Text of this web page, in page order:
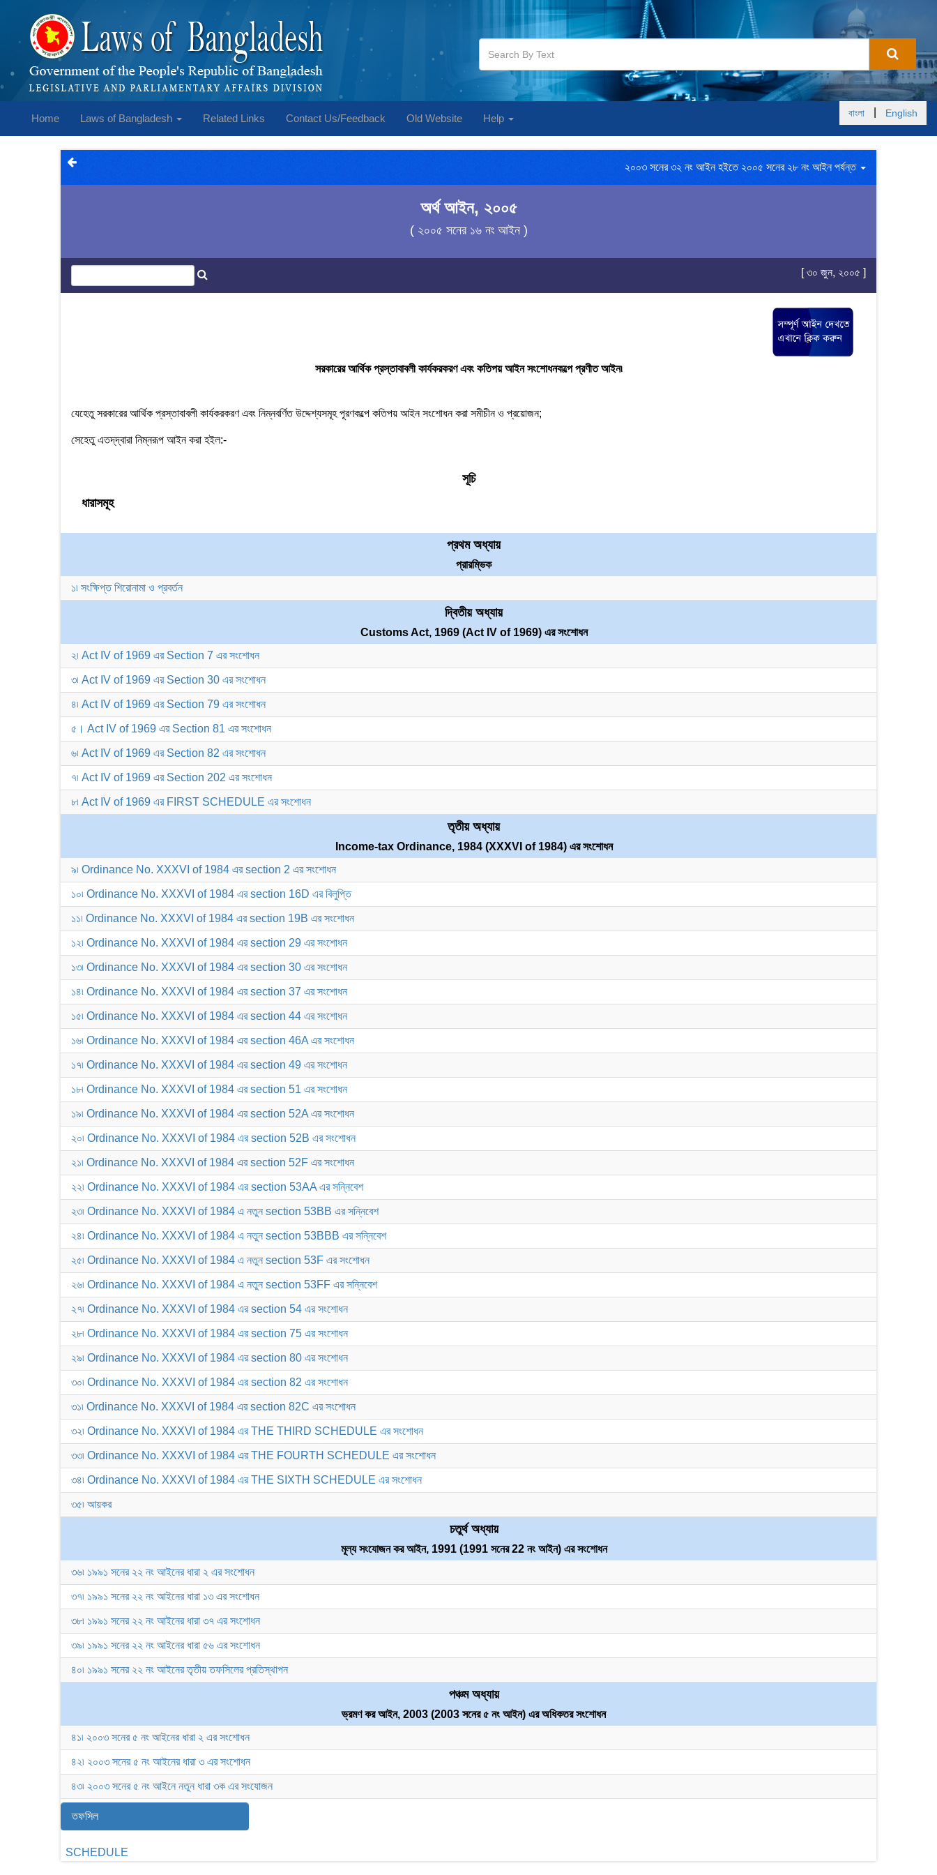
Home Laws of Bangladesh Related Links Contact Us/Feedback Old Website Help বাংলা English
২০০৩ সনের ৩২ নং আইন হইতে ২০০৫ সনের ২৮ নং আইন পর্যন্ত
অর্থ আইন, ২০০৫
( ২০০৫ সনের ১৬ নং আইন )
[ ৩০ জুন, ২০০৫ ]
সরকারের আর্থিক প্রস্তাবাবলী কার্যকরকরণ এবং কতিপয় আইন সংশোধনকল্পে প্রণীত আইন৷
যেহেতু সরকারের আর্থিক প্রস্তাবাবলী কার্যকরকরণ এবং নিম্নবর্ণিত উদ্দেশ্যসমূহ পূরণকল্পে কতিপয় আইন সংশোধন করা সমীচীন ও প্রয়োজন;
সেহেতু এতদ্‌দ্বারা নিম্নরূপ আইন করা হইল:-
সূচি
ধারাসমূহ
প্রথম অধ্যায়
প্রারম্ভিক
১৷ সংক্ষিপ্ত শিরোনামা ও প্রবর্তন
দ্বিতীয় অধ্যায়
Customs Act, 1969 (Act IV of 1969) এর সংশোধন
২৷ Act IV of 1969 এর Section 7 এর সংশোধন
৩৷ Act IV of 1969 এর Section 30 এর সংশোধন
৪৷ Act IV of 1969 এর Section 79 এর সংশোধন
৫। Act IV of 1969 এর Section 81 এর সংশোধন
৬৷ Act IV of 1969 এর Section 82 এর সংশোধন
৭৷ Act IV of 1969 এর Section 202 এর সংশোধন
৮৷ Act IV of 1969 এর FIRST SCHEDULE এর সংশোধন
তৃতীয় অধ্যায়
Income-tax Ordinance, 1984 (XXXVI of 1984) এর সংশোধন
৯৷ Ordinance No. XXXVI of 1984 এর section 2 এর সংশোধন
১০৷ Ordinance No. XXXVI of 1984 এর section 16D এর বিলুপ্তি
১১৷ Ordinance No. XXXVI of 1984 এর section 19B এর সংশোধন
১২৷ Ordinance No. XXXVI of 1984 এর section 29 এর সংশোধন
১৩৷ Ordinance No. XXXVI of 1984 এর section 30 এর সংশোধন
১৪৷ Ordinance No. XXXVI of 1984 এর section 37 এর সংশোধন
১৫৷ Ordinance No. XXXVI of 1984 এর section 44 এর সংশোধন
১৬৷ Ordinance No. XXXVI of 1984 এর section 46A এর সংশোধন
১৭৷ Ordinance No. XXXVI of 1984 এর section 49 এর সংশোধন
১৮৷ Ordinance No. XXXVI of 1984 এর section 51 এর সংশোধন
১৯৷ Ordinance No. XXXVI of 1984 এর section 52A এর সংশোধন
২০৷ Ordinance No. XXXVI of 1984 এর section 52B এর সংশোধন
২১৷ Ordinance No. XXXVI of 1984 এর section 52F এর সংশোধন
২২৷ Ordinance No. XXXVI of 1984 এর section 53AA এর সন্নিবেশ
২৩৷ Ordinance No. XXXVI of 1984 এ নতুন section 53BB এর সন্নিবেশ
২৪৷ Ordinance No. XXXVI of 1984 এ নতুন section 53BBB এর সন্নিবেশ
২৫৷ Ordinance No. XXXVI of 1984 এ নতুন section 53F এর সংশোধন
২৬৷ Ordinance No. XXXVI of 1984 এ নতুন section 53FF এর সন্নিবেশ
২৭৷ Ordinance No. XXXVI of 1984 এর section 54 এর সংশোধন
২৮৷ Ordinance No. XXXVI of 1984 এর section 75 এর সংশোধন
২৯৷ Ordinance No. XXXVI of 1984 এর section 80 এর সংশোধন
৩০৷ Ordinance No. XXXVI of 1984 এর section 82 এর সংশোধন
৩১৷ Ordinance No. XXXVI of 1984 এর section 82C এর সংশোধন
৩২৷ Ordinance No. XXXVI of 1984 এর THE THIRD SCHEDULE এর সংশোধন
৩৩৷ Ordinance No. XXXVI of 1984 এর THE FOURTH SCHEDULE এর সংশোধন
৩৪৷ Ordinance No. XXXVI of 1984 এর THE SIXTH SCHEDULE এর সংশোধন
৩৫৷ আয়কর
চতুর্থ অধ্যায়
মূল্য সংযোজন কর আইন, 1991 (1991 সনের 22 নং আইন) এর সংশোধন
৩৬৷ ১৯৯১ সনের ২২ নং আইনের ধারা ২ এর সংশোধন
৩৭৷ ১৯৯১ সনের ২২ নং আইনের ধারা ১৩ এর সংশোধন
৩৮৷ ১৯৯১ সনের ২২ নং আইনের ধারা ৩৭ এর সংশোধন
৩৯৷ ১৯৯১ সনের ২২ নং আইনের ধারা ৫৬ এর সংশোধন
৪০৷ ১৯৯১ সনের ২২ নং আইনের তৃতীয় তফসিলের প্রতিস্থাপন
পঞ্চম অধ্যায়
ভ্রমণ কর আইন, 2003 (2003 সনের ৫ নং আইন) এর অধিকতর সংশোধন
৪১৷ ২০০৩ সনের ৫ নং আইনের ধারা ২ এর সংশোধন
৪২৷ ২০০৩ সনের ৫ নং আইনের ধারা ৩ এর সংশোধন
৪৩৷ ২০০৩ সনের ৫ নং আইনে নতুন ধারা ৩ক এর সংযোজন
তফসিল
SCHEDULE